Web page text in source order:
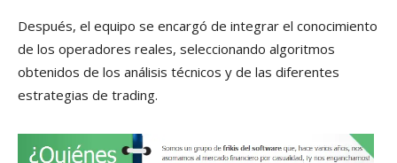
Después, el equipo se encargó de integrar el conocimiento
de los operadores reales, seleccionando algoritmos
obtenidos de los análisis técnicos y de las diferentes
estrategias de trading.